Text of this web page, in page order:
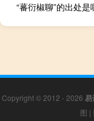
“蕃衍椒聊”的出处是
Copyright © 2012 - 2026 易
图 |